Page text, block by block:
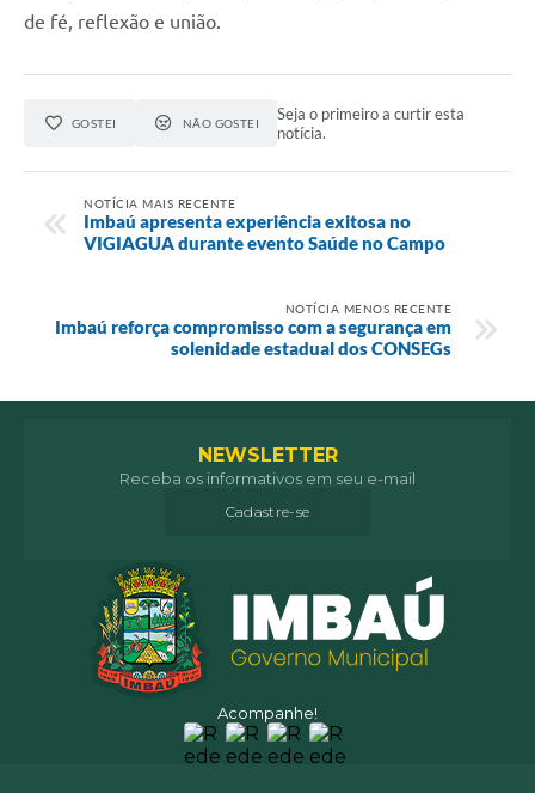
de fé, reflexão e união.
GOSTEI NÃO GOSTEI
Seja o primeiro a curtir esta
notícia.
NOTÍCIA MAIS RECENTE
Imbaú apresenta experiência exitosa no
VIGIAGUA durante evento Saúde no Campo
NOTÍCIA MENOS RECENTE
Imbaú reforça compromisso com a segurança em
solenidade estadual dos CONSEGs
Acompanhe!
NEWSLETTER
Receba os informativos em seu e-mail
Cadastre-se